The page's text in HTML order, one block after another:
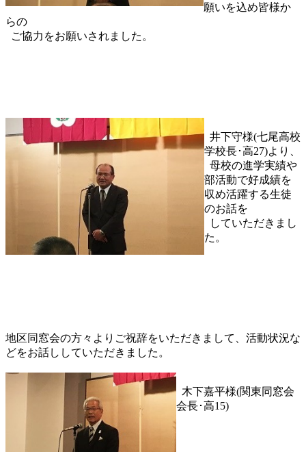
願いを込め皆様か
らの
ご協力をお願いされました。
井下守様(七尾高校
学校長･高27)より、
母校の進学実績や
部活動で好成績を
収め活躍する生徒
のお話を
していただきまし
た。
地区同窓会の方々よりご祝辞をいただきまして、活動状況な
どをお話ししていただきました。
木下嘉平様(関東同窓会
会長･高15)